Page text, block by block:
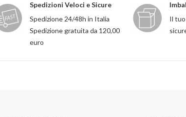
Spedizioni Veloci e Sicure
Spedizione 24/48h in Italia
Spedizione gratuita da 120,00
euro
Il tuo